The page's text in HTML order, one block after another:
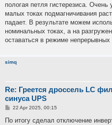
пологая петля гистерезиса.
малых токах подмагничивания
падает. В результате можем
номинальных токах, а на
оставаться в режиме непрерывных
simq
Re: Греется дроссель LC
синуса UPS
P
s
22 Apr 2025, 00:15
По итогу сделал отключение